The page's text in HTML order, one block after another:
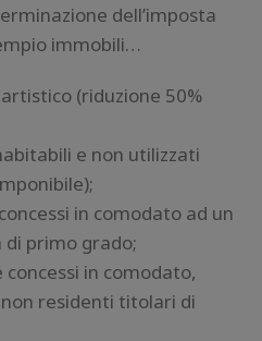
dell’imposta
immobili…
(riduzione 50%
e non utilizzati
in comodato ad un
primo grado;
in comodato,
residenti titolari di